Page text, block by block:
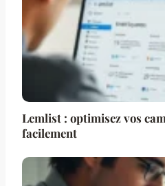
Lemlist : optimisez vos
facilement